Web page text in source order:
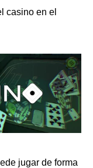
casino en el
jugar de forma